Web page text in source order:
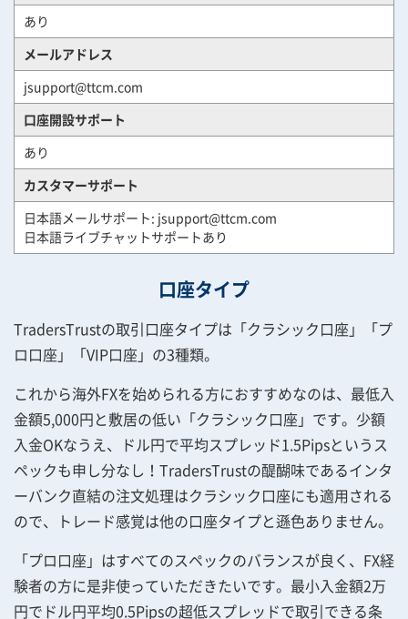
あり
メールアドレス
jsupport@ttcm.com
口座開設サポート
あり
カスタマーサポート
日本語メールサポート: jsupport@ttcm.com
日本語ライブチャットサポートあり
口座タイプ
TradersTrustの取引口座タイプは「クラシック口座」「プ
ロ口座」「VIP口座」の3種類。
これから海外FXを始められる方におすすめなのは、最低入
金額5,000円と敷居の低い「クラシック口座」です。少額
入金OKなうえ、ドル円で平均スプレッド1.5Pipsというス
ペックも申し分なし！TradersTrustの醍醐味であるインタ
ーバンク直結の注文処理はクラシック口座にも適用される
ので、トレード感覚は他の口座タイプと遜色ありません。
「プロ口座」はすべてのスペックのバランスが良く、FX経
験者の方に是非使っていただきたいです。最小入金額2万
円でドル円平均0.5Pipsの超低スプレッドで取引できる条